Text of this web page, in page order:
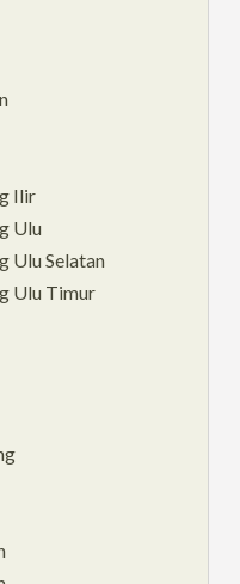
Ilir
Ulu
Ulu Selatan
Ulu Timur